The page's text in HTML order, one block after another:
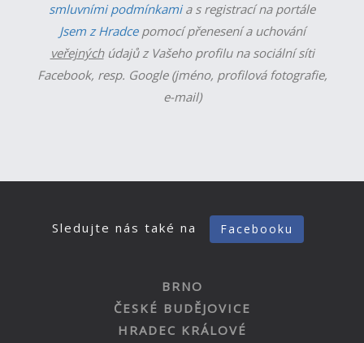
smluvními podmínkamia s registrací na portále
Jsem z Hradcepomocí přenesení a uchování
veřejnýchúdajů z Vašeho profilu na sociální síti
Facebook, resp. Google (jméno, profilová fotografie,
e-mail)
Sledujte nás také na Facebooku
BRNO
ČESKÉ BUDĚJOVICE
HRADEC KRÁLOVÉ